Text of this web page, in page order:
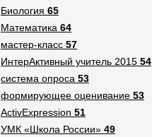
Биология 65
Математика 64
мастер-класс 57
ИнтерАктивный учитель 2015 54
система опроса 53
формирующее оценивание 53
ActivExpression 51
УМК «Школа России» 49